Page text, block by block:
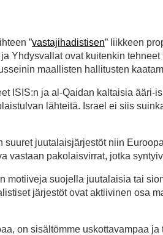
”vastajihadistisen” liikkeen
Yhdysvallat ovat kuitenkin
maallisten hallitusten
ISIS:n ja al-Qaidan kaltaisia ääri-
lähteitä. Israel ei siis
juutalaisjärjestöt niin
vastaan pakolaisvirrat, jotka
suojella juutalaisia tai
järjestöt ovat aktiivinen osa
on sisältömme uskottavampaa